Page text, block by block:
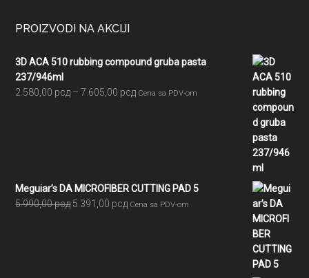
PROIZVODI NA AKCIJI
3D ACA 510 rubbing compound gruba pasta
237/946ml
2.580,00 рсд – 7.605,00 рсдRaspon
Cena sa PDV-om
Meguiar’s DA MICROFIBER CUTTING PAD 5
5.990,00рсд Originalna
5.391,00 рсдTrenutna
Cena sa PDV-om